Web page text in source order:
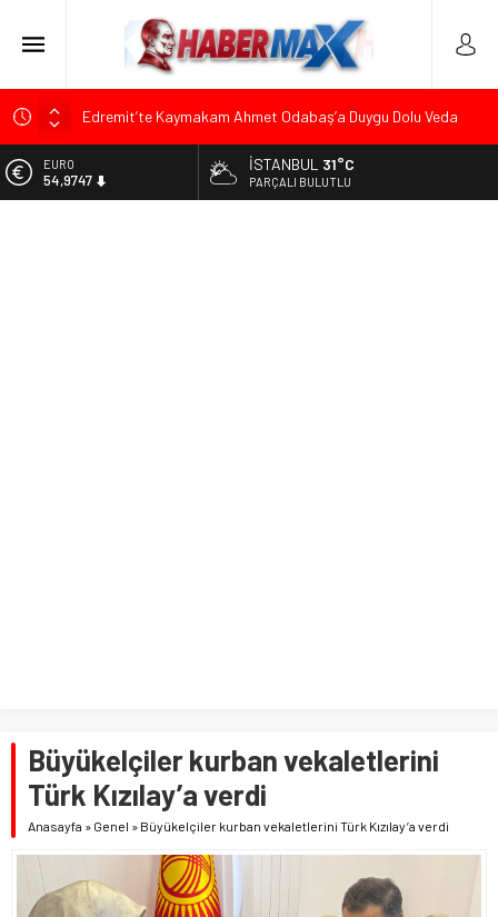
Edremit’te Kaymakam Ahmet Odabaş’a Duygu Dolu Veda
Tarihçi Yusuf Halaçoğlu’ndan TBMM’ye Sunulan Yasa Teklifine
Sert Eleştiri: “Osmanlı’nın Hukuk Anlayışının Gerisine
ALTIN
6.499,25
İSTANBUL 31°C
PARÇALI BULUTLU
Büyükelçiler kurban vekaletlerini
Türk Kızılay’a verdi
Anasayfa » Genel » Büyükelçiler kurban vekaletlerini Türk Kızılay’a verdi